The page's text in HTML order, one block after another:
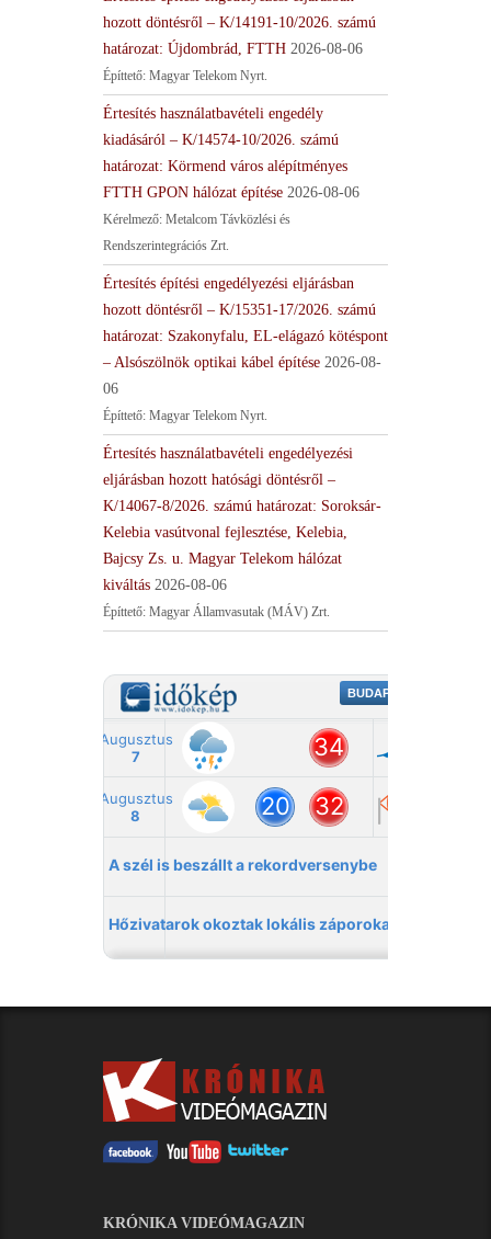
hozott döntésről – K/14191-10/2026. számú
határozat: Újdombrád, FTTH 2026-08-06
Építtető: Magyar Telekom Nyrt.
Értesítés használatbavételi engedély
kiadásáról – K/14574-10/2026. számú
határozat: Körmend város alépítményes
FTTH GPON hálózat építése 2026-08-06
Kérelmező: Metalcom Távközlési és
Rendszerintegrációs Zrt.
Értesítés építési engedélyezési eljárásban
hozott döntésről – K/15351-17/2026. számú
határozat: Szakonyfalu, EL-elágazó kötéspont
– Alsószölnök optikai kábel építése 2026-08-
06
Építtető: Magyar Telekom Nyrt.
Értesítés használatbavételi engedélyezési
eljárásban hozott hatósági döntésről –
K/14067-8/2026. számú határozat: Soroksár-
Kelebia vasútvonal fejlesztése, Kelebia,
Bajcsy Zs. u. Magyar Telekom hálózat
kiváltás 2026-08-06
Építtető: Magyar Államvasutak (MÁV) Zrt.
KRÓNIKA VIDEÓMAGAZIN